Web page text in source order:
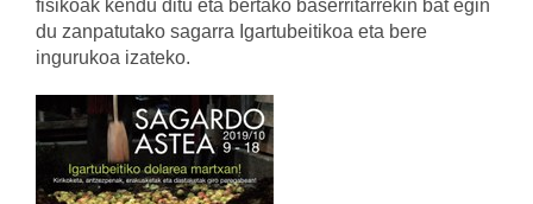
fisikoak kendu ditu eta bertako baserritarrekin bat egin
du zanpatutako sagarra Igartubeitikoa eta bere
ingurukoa izateko.